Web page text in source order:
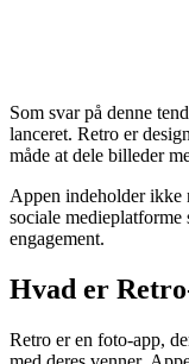
Som svar på denne
lanceret. Retro er
måde at dele billeder
Appen indeholder ikke
sociale medieplatforme
engagement.
Hvad er
Retro er en foto-app,